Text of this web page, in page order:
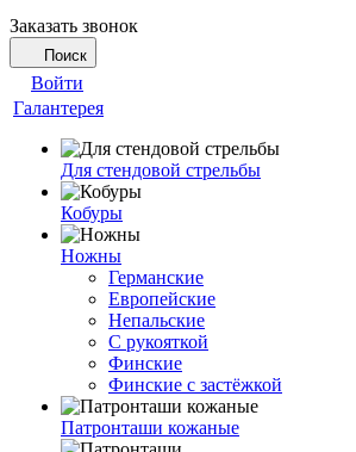
Заказать звонок
Поиск
Войти
Галантерея
Для стендовой стрельбы
Кобуры
Ножны
Германские
Европейские
Непальские
С рукояткой
Финские
Финские с застёжкой
Патронташи кожаные